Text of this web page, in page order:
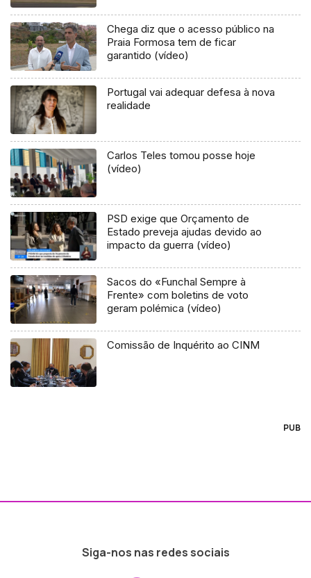
Chega diz que o acesso público na
Praia Formosa tem de ficar
garantido (vídeo)
Portugal vai adequar defesa à nova
realidade
Carlos Teles tomou posse hoje
(vídeo)
PSD exige que Orçamento de
Estado preveja ajudas devido ao
impacto da guerra (vídeo)
Sacos do «Funchal Sempre à
Frente» com boletins de voto
geram polémica (vídeo)
Comissão de Inquérito ao CINM
PUB
Siga-nos nas redes sociais